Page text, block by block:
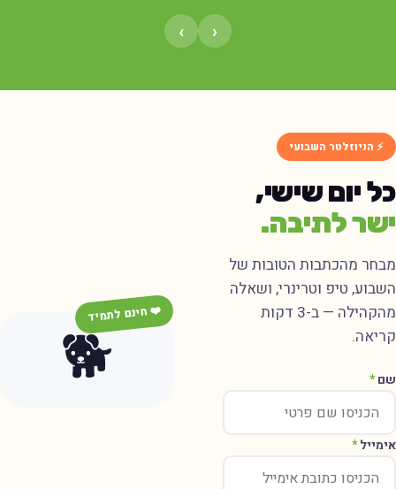
⚡ הניוזלטר השבועי
יום שישי,
לתיבה.
מהכתבות הטובות של
טיפ וטרינרי, ושאלה
מהקהילה — ב-3 דקות
*
*
🐕
❤️ חינם לתמיד